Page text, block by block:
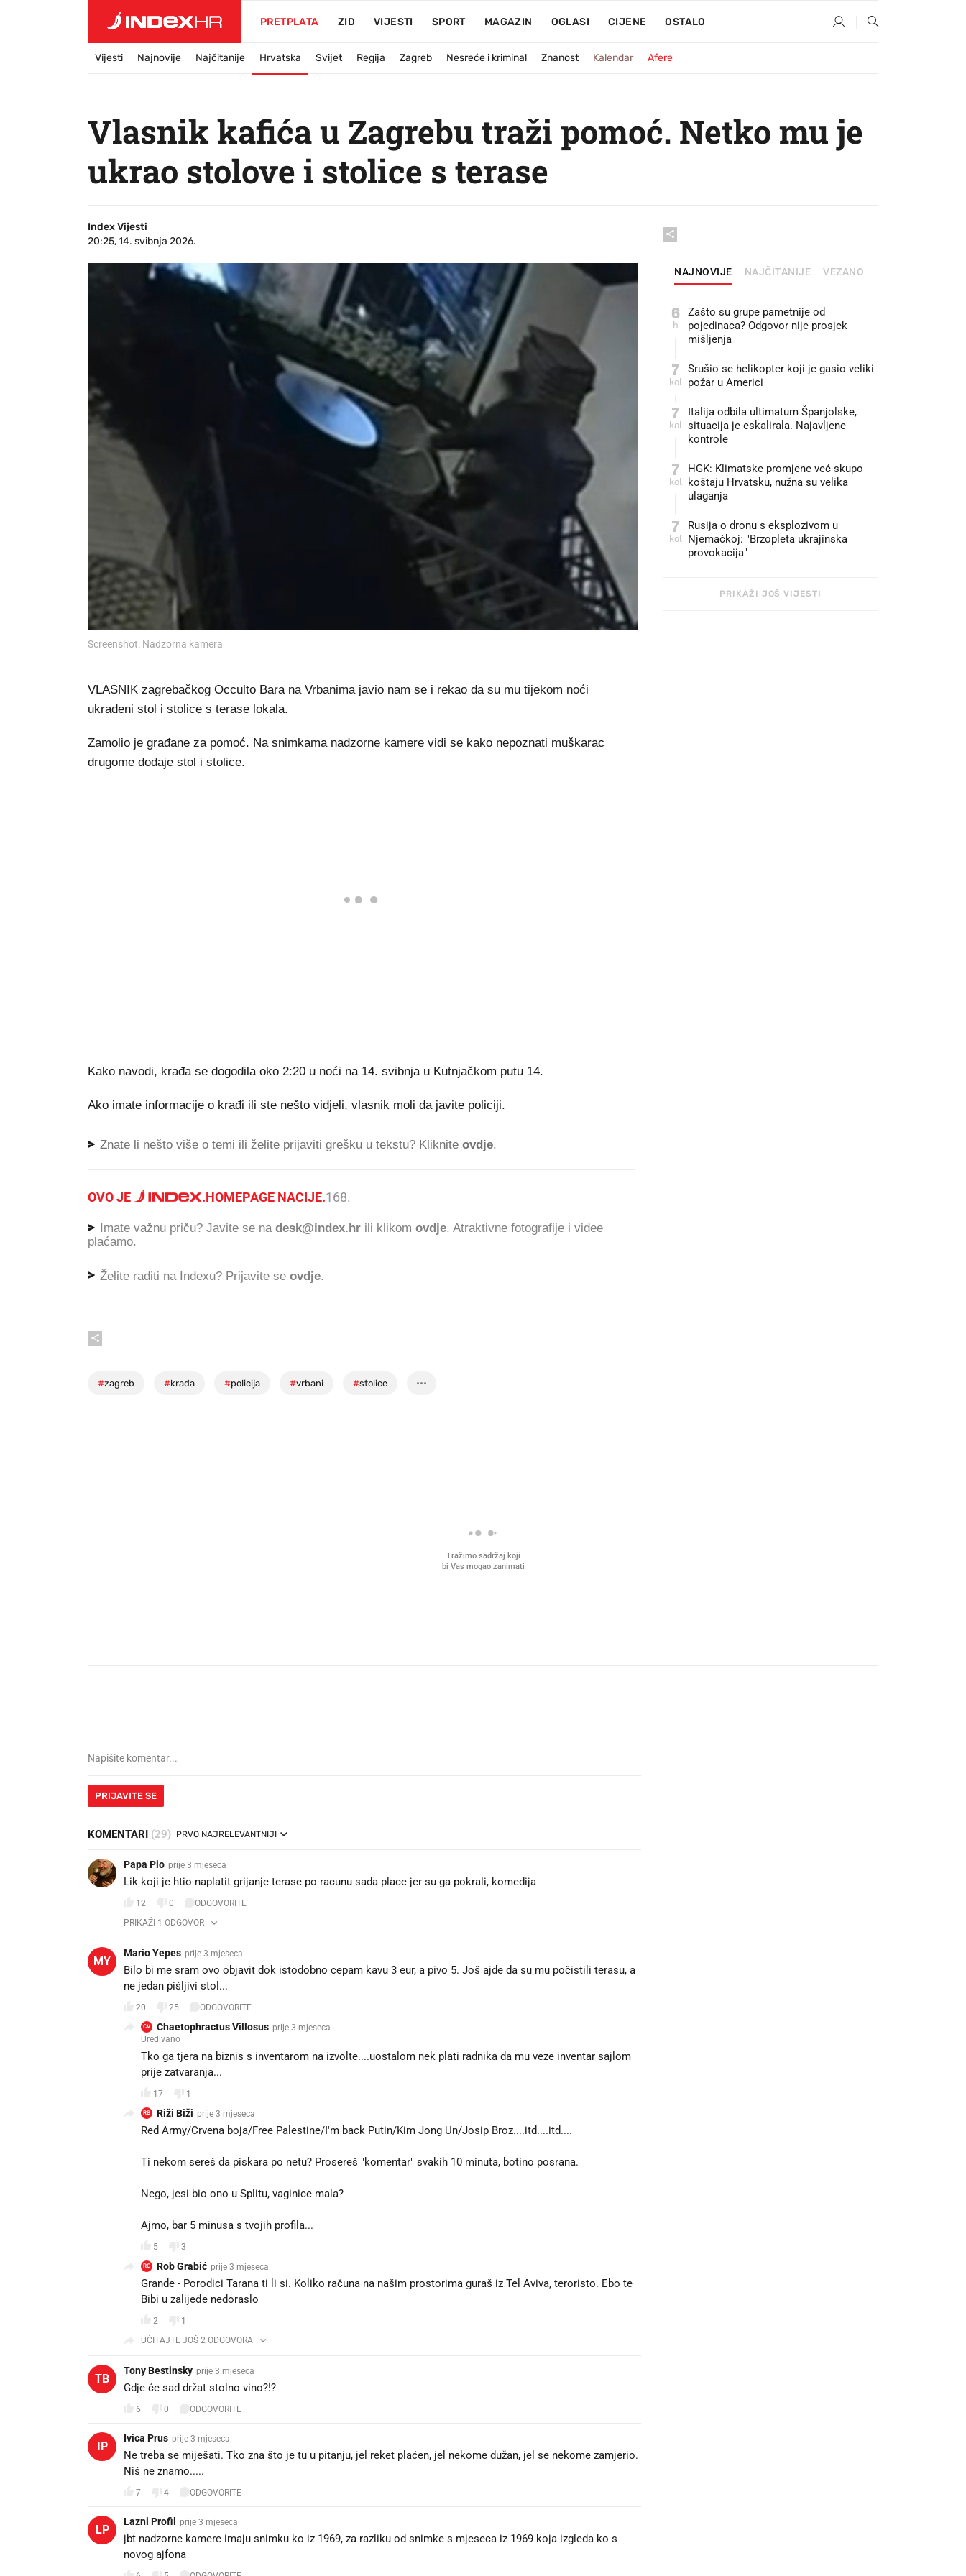
PRETPLATA ZID VIJESTI SPORT MAGAZIN OGLASI CIJENE OSTALO
Vijesti Najnovije Najčitanije Hrvatska Svijet Regija Zagreb Nesreće i kriminal Znanost Kalendar Afere
Vlasnik kafića u Zagrebu traži pomoć. Netko mu je
ukrao stolove i stolice s terase
Index Vijesti
20:25, 14. svibnja 2026.
Screenshot: Nadzorna kamera
VLASNIK zagrebačkog Occulto Bara na Vrbanima javio nam se i rekao da su mu tijekom noći
ukradeni stol i stolice s terase lokala.
Zamolio je građane za pomoć. Na snimkama nadzorne kamere vidi se kako nepoznati muškarac
drugome dodaje stol i stolice.
Kako navodi, krađa se dogodila oko 2:20 u noći na 14. svibnja u Kutnjačkom putu 14.
Ako imate informacije o krađi ili ste nešto vidjeli, vlasnik moli da javite policiji.
Znate li nešto više o temi ili želite prijaviti grešku u tekstu? Kliknite ovdje.
OVO JE .HOMEPAGE NACIJE.168.618 ČITATELJA DANA
Imate važnu priču? Javite se na desk@index.hr ili klikom ovdje. Atraktivne fotografije i videe
plaćamo.
Želite raditi na Indexu? Prijavite se ovdje.
#zagreb #krađa #policija #vrbani #stolice
NAJNOVIJE NAJČITANIJE VEZANO
6
h
Zašto su grupe pametnije od
pojedinaca? Odgovor nije prosjek
mišljenja
7
kol
Srušio se helikopter koji je gasio veliki
požar u Americi
7
kol
Italija odbila ultimatum Španjolske,
situacija je eskalirala. Najavljene
kontrole
7
kol
HGK: Klimatske promjene već skupo
koštaju Hrvatsku, nužna su velika
ulaganja
7
kol
Rusija o dronu s eksplozivom u
Njemačkoj: "Brzopleta ukrajinska
provokacija"
PRIKAŽI JOŠ VIJESTI
Tražimo sadržaj koji
bi Vas mogao zanimati
PRIJAVITE SE
KOMENTARI (29) PRVO NAJRELEVANTNIJI
Papa Pio prije 3 mjeseca
Lik koji je htio naplatit grijanje terase po racunu sada place jer su ga pokrali, komedija 🤡
12 0
ODGOVORITE
PRIKAŽI 1 ODGOVOR
MY
Mario Yepes prije 3 mjeseca
Bilo bi me sram ovo objavit dok istodobno cepam kavu 3 eur, a pivo 5. Još ajde da su mu počistili terasu, a
ne jedan pišljivi stol...
20 25 ODGOVORITE
CV Chaetophractus Villosus prije 3 mjeseca
Uređivano
Tko ga tjera na biznis s inventarom na izvolte....uostalom nek plati radnika da mu veze inventar sajlom
prije zatvaranja...
17 1
RB Riži Biži prije 3 mjeseca
Red Army/Crvena boja/Free Palestine/I'm back Putin/Kim Jong Un/Josip Broz....itd....itd....
Ti nekom sereš da piskara po netu? Prosereš "komentar" svakih 10 minuta, botino posrana.
Nego, jesi bio ono u Splitu, vaginice mala? 🤣🤣🤣🤣🖕
Ajmo, bar 5 minusa s tvojih profila...😅😅😅
5 3
RG Rob Grabić prije 3 mjeseca
Grande - Porodici Tarana ti li si. Koliko računa na našim prostorima guraš iz Tel Aviva, teroristo. Ebo te
Bibi u zalijeđe nedoraslo
2
1
UČITAJTE JOŠ 2 ODGOVORA
TB
Tony Bestinsky prije 3 mjeseca
Gdje će sad držat stolno vino?!?
6 0 ODGOVORITE
IP
Ivica Prus prije 3 mjeseca
Ne treba se miješati. Tko zna što je tu u pitanju, jel reket plaćen, jel nekome dužan, jel se nekome zamjerio.
Niš ne znamo.....
7 4 ODGOVORITE
LP
Lazni Profil prije 3 mjeseca
jbt nadzorne kamere imaju snimku ko iz 1969, za razliku od snimke s mjeseca iz 1969 koja izgleda ko s
novog ajfona